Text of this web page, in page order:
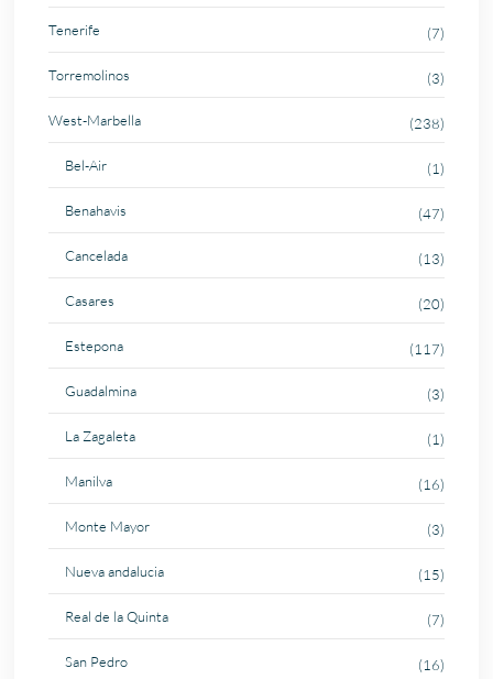
Tenerife (7)
Torremolinos (3)
West-Marbella (238)
Bel-Air (1)
Benahavis (47)
Cancelada (13)
Casares (20)
Estepona (117)
Guadalmina (3)
La Zagaleta (1)
Manilva (16)
Monte Mayor (3)
Nueva andalucia (15)
Real de la Quinta (7)
San Pedro (16)